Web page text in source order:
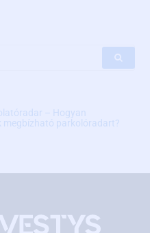
– Hogyan
megbízható parkolóradart?